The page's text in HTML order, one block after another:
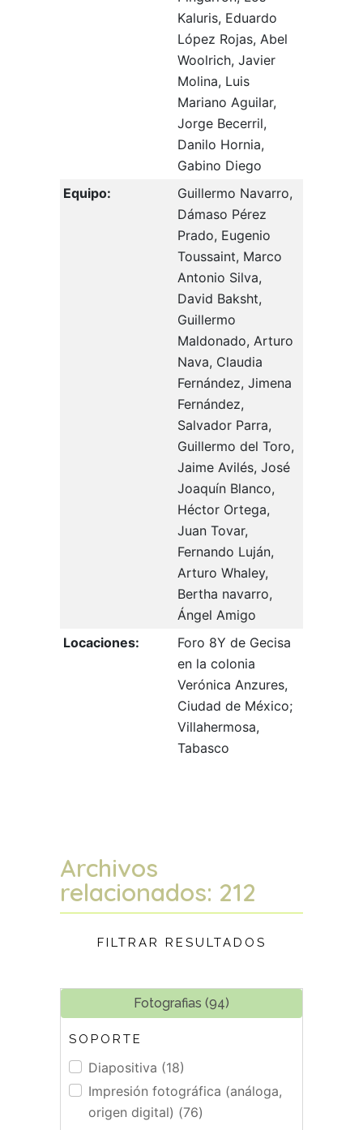
Kaluris, Eduardo
López Rojas, Abel
Woolrich, Javier
Molina, Luis
Mariano Aguilar,
Jorge Becerril,
Danilo Hornia,
Gabino Diego
Equipo:
Guillermo Navarro,
Dámaso Pérez
Prado, Eugenio
Toussaint, Marco
Antonio Silva,
David Baksht,
Guillermo
Maldonado, Arturo
Nava, Claudia
Fernández, Jimena
Fernández,
Salvador Parra,
Guillermo del Toro,
Jaime Avilés, José
Joaquín Blanco,
Héctor Ortega,
Juan Tovar,
Fernando Luján,
Arturo Whaley,
Bertha navarro,
Ángel Amigo
Locaciones:
Foro 8Y de Gecisa
en la colonia
Verónica Anzures,
Ciudad de México;
Villahermosa,
Tabasco
Archivos
relacionados: 212
FILTRAR RESULTADOS
Fotografias (94)
SOPORTE
Diapositiva (18)
Impresión fotográfica (análoga,
origen digital) (76)